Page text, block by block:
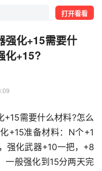
打开看看
强化+15需要什
化+15?
+15需要什么材料?怎么
+15准备材料：N个+1
强化武器+10一把，+8
一般强化到15分两天完